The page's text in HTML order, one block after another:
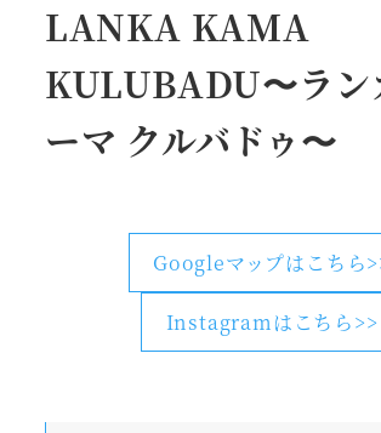
LANKA KAMA
KULUBADU〜ラン
ーマ クルバドゥ〜
Googleマップはこちら
Instagramはこちら>>